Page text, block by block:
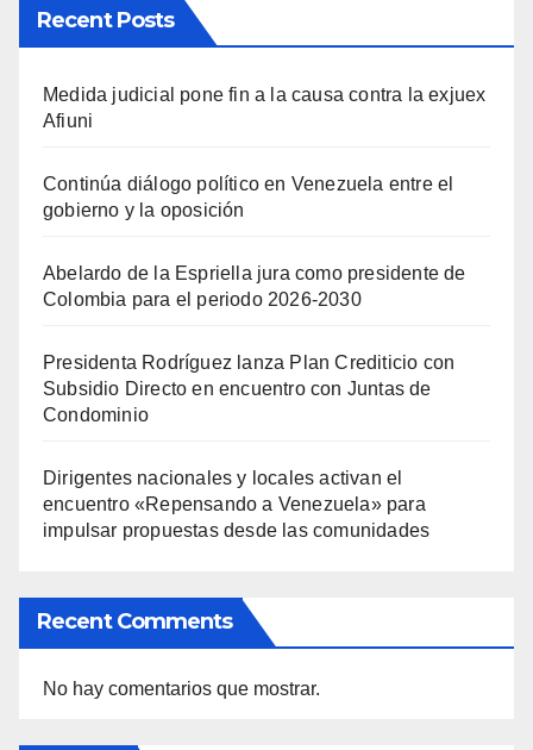
Recent Posts
Medida judicial pone fin a la causa contra la exjuex
Afiuni
Continúa diálogo político en Venezuela entre el
gobierno y la oposición
Abelardo de la Espriella jura como presidente de
Colombia para el periodo 2026-2030
Presidenta Rodríguez lanza Plan Crediticio con
Subsidio Directo en encuentro con Juntas de
Condominio
Dirigentes nacionales y locales activan el
encuentro «Repensando a Venezuela» para
impulsar propuestas desde las comunidades
Recent Comments
No hay comentarios que mostrar.